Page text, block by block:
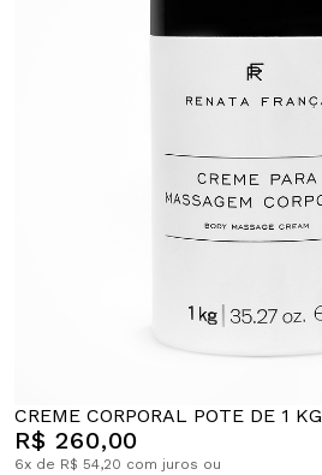
CREME CORPORAL POTE DE 1 KG
R$ 260,00
6x de R$ 54,20 com juros ou